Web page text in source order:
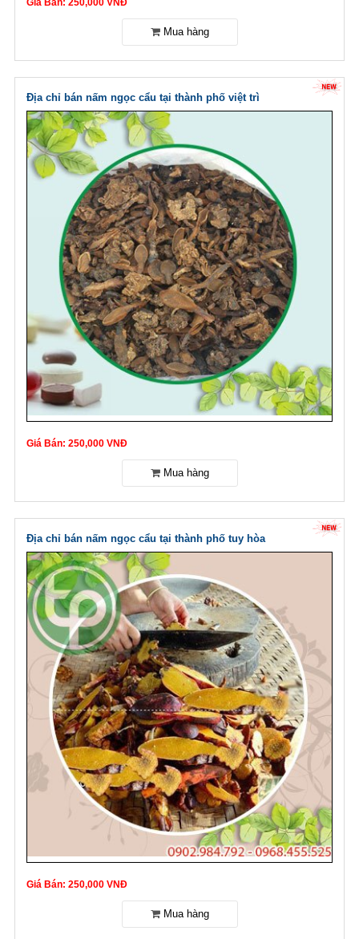
Giá Bán: 250,000 VNĐ
Địa chỉ bán nấm ngọc cẩu tại thành phố việt trì
Giá Bán: 250,000 VNĐ
Địa chỉ bán nấm ngọc cẩu tại thành phố tuy hòa
Giá Bán: 250,000 VNĐ